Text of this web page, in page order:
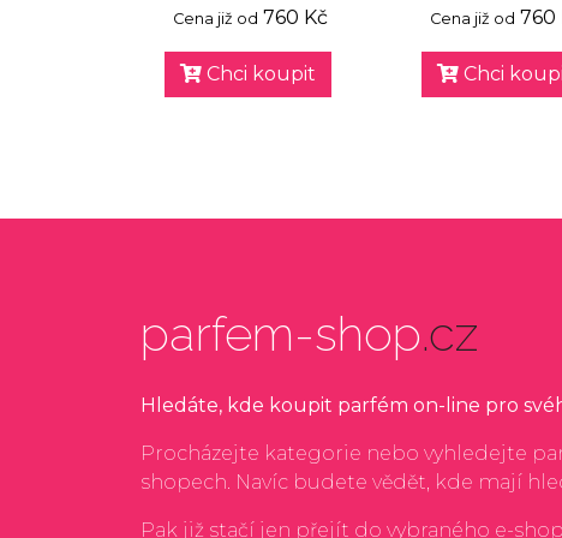
Cena již od 760 Kč
Chci koupit
Cena již od 760
Chci
parfem-shop.cz
Hledáte, kde koupit parfém on-line pro
Procházejte kategorie nebo vyhledejte
shopech. Navíc budete vědět, kde mají
Pak již stačí jen přejít do vybraného e-